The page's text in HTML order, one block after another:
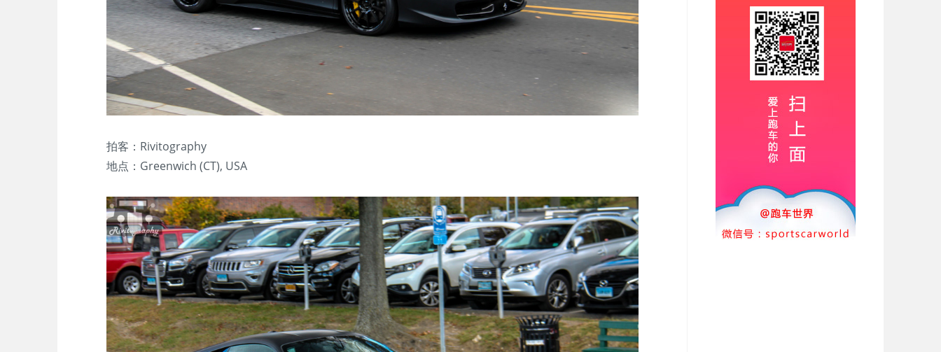
拍客：Rivitography
地点：Greenwich (CT), USA